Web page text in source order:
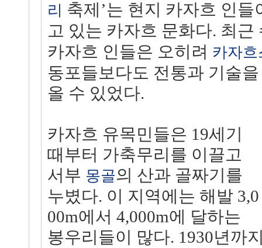
리 축제’는 현지 카자흐 인
고 있는 카자흐 문화다. 최
카자흐 인들은 오히려 카자흐
동포들보다도 전통과 기술
올 수 있었다.
카자흐 유목민들은 19세기
때부터 가축무리를 이끌고
서부 몽골의 산과 골짜기를
누볐다. 이 지역에는 해발 3,0
00m에서 4,000m에 달하는
봉우리들이 많다. 1930년까